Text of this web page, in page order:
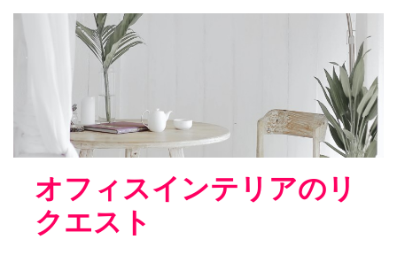
オフィスインテリアのリ
クエスト